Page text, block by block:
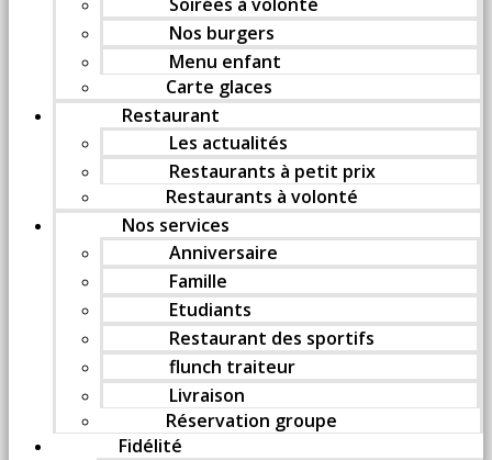
Nos burgers
Menu enfant
Carte glaces
Restaurant
Les actualités
Restaurants à petit prix
Restaurants à volonté
Nos services
Anniversaire
Famille
Etudiants
Restaurant des sportifs
flunch traiteur
Livraison
Réservation groupe
Fidélité